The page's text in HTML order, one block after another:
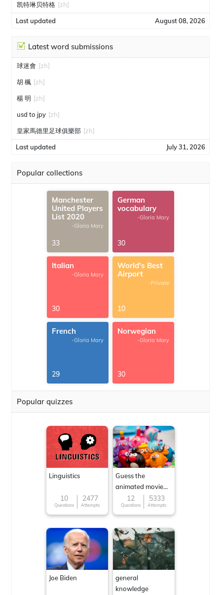
凯特琳贝特格 [zh]
Last updated August 08, 2026
Latest word submissions
球迷會 [zh]
胡 楓 [zh]
楊 明 [zh]
usd to jpy [zh]
皇家馬德里足球俱樂部 [zh]
Last updated July 31, 2026
Popular collections
Manchester
United Players
List 2020
-Gloria Mary
33
German
vocabulary
-Gloria Mary
30
Italian
-Gloria Mary
30
World's Best
Airport
-Private
10
French
-Gloria Mary
29
Norwegian
-Gloria Mary
30
Popular quizzes
Linguistics
10
Questions
2477
Attempts
Guess the
animated movie
character
12
Questions
5333
Attempts
Joe Biden
general
knowledge